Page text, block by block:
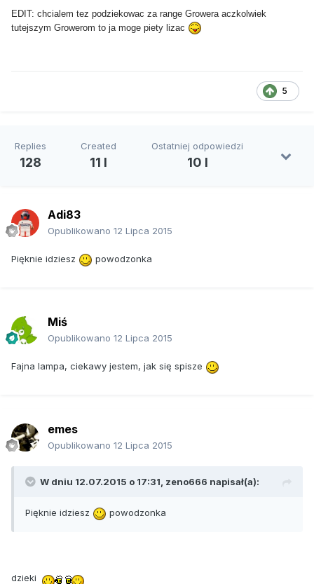
EDIT: chcialem tez podziekowac za range Growera aczkolwiek
tutejszym Growerom to ja moge piety lizac
5
Replies
128
Created
11 l
Ostatniej odpowiedzi
10 l
Adi83
Opublikowano 12 Lipca 2015
Pięknie idziesz powodzonka
Miś
Opublikowano 12 Lipca 2015
Fajna lampa, ciekawy jestem, jak się spisze
emes
Opublikowano 12 Lipca 2015
W dniu 12.07.2015 o 17:31, zeno666 napisał(a):
Pięknie idziesz powodzonka
dzieki